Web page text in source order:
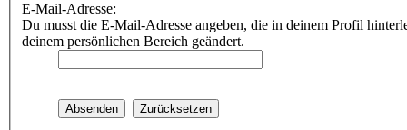
E-Mail-Adresse:
Du musst die E-Mail-Adresse angeben, die in deinem Profil
deinem persönlichen Bereich geändert.